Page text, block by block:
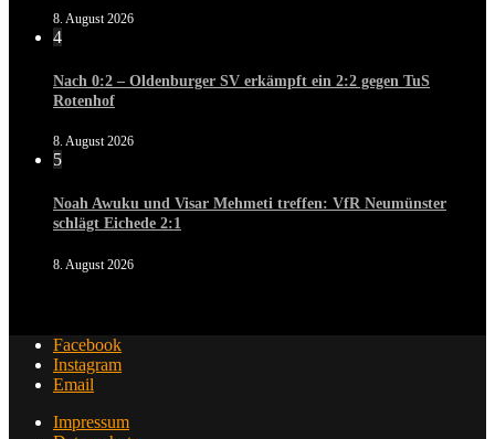
8. August 2026
4
Nach 0:2 – Oldenburger SV erkämpft ein 2:2 gegen TuS
Rotenhof
8. August 2026
5
Noah Awuku und Visar Mehmeti treffen: VfR Neumünster
schlägt Eichede 2:1
8. August 2026
Facebook
Instagram
Email
Impressum